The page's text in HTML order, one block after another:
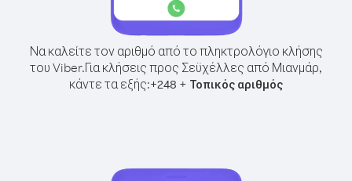
Να καλείτε τον αριθμό από το πληκτρολόγιο κλήσης
του Viber.Για κλήσεις προς Σεϋχέλλες από Μιανμάρ,
κάντε τα εξής:+248 + Τοπικός αριθμός